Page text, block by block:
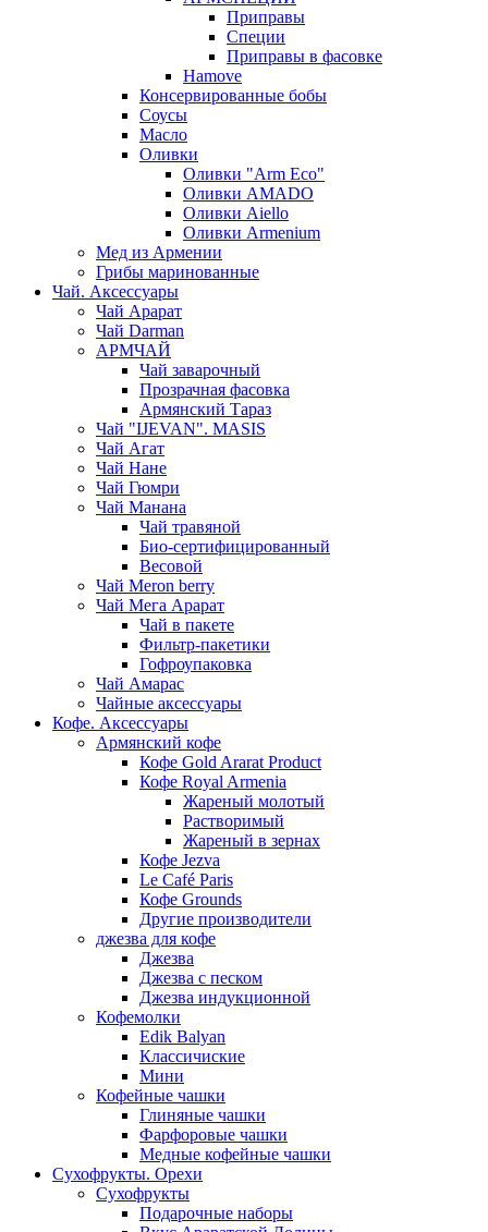
Приправы
Специи
Приправы в фасовке
Hamove
Консервированные бобы
Соусы
Масло
Оливки
Оливки "Arm Eco"
Оливки AMADO
Оливки Aiello
Оливки Armenium
Мед из Армении
Грибы маринованные
Чай. Аксессуары
Чай Арарат
Чай Darman
АРМЧАЙ
Чай заварочный
Прозрачная фасовка
Армянский Тараз
Чай "IJEVAN". MASIS
Чай Агат
Чай Нане
Чай Гюмри
Чай Манана
Чай травяной
Био-сертифицированный
Весовой
Чай Meron berry
Чай Мега Арарат
Чай в пакете
Фильтр-пакетики
Гофроупаковка
Чай Амарас
Чайные аксессуары
Кофе. Аксессуары
Армянский кофе
Кофе Gold Ararat Product
Кофе Royal Armenia
Жареный молотый
Растворимый
Жареный в зернах
Кофе Jezva
Le Café Paris
Кофе Grounds
Другие производители
джезва для кофе
Джезва
Джезва с песком
Джезва индукционной
Кофемолки
Edik Balyan
Классичиские
Мини
Кофейные чашки
Глиняные чашки
Фарфоровые чашки
Медные кофейные чашки
Сухофрукты. Орехи
Сухофрукты
Подарочные наборы